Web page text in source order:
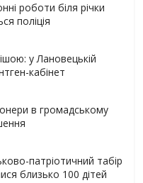
роботи біля річки
поліція
у Лановецькій
кабінет
в громадському
патріотичний табір
близько 100 дітей